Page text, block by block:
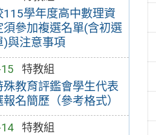
115學年度高中數理資
須參加複選名單(含初選
)與注意事項
特教組
殊教育評鑑會學生代表
名簡歷（參考格式）
特教組